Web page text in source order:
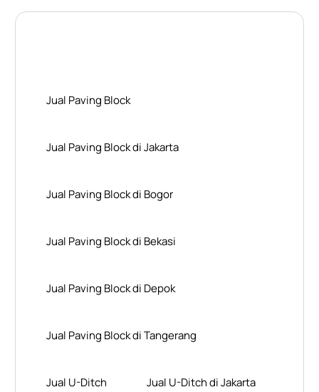
Jual Paving Block
Jual Paving Block di Jakarta
Jual Paving Block di Bogor
Jual Paving Block di Bekasi
Jual Paving Block di Depok
Jual Paving Block di Tangerang
Jual U-Ditch Jual U-Ditch di Jakarta